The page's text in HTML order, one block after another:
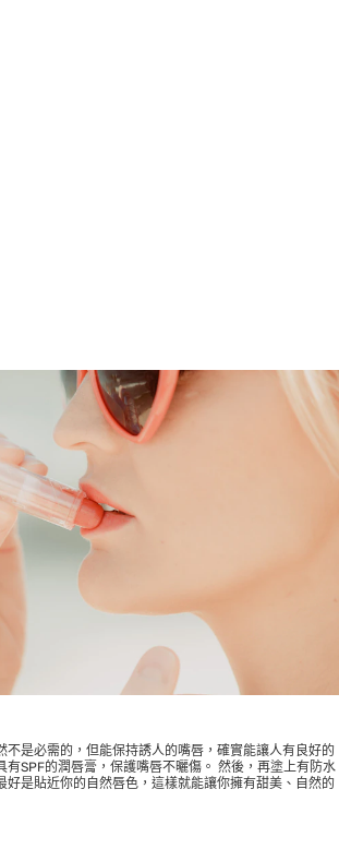
不是必需的，但能保持誘人的嘴唇，確實能讓人有良好的
有SPF的潤唇膏，保護嘴唇不曬傷。 然後，再塗上有防水
好是貼近你的自然唇色，這樣就能讓你擁有甜美、自然的